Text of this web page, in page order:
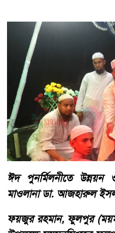
ঈদ পুনর্মিলনীতে উন্নয়ন
মাওলানা ডা. আজহারুল
ফয়জুর রহমান, ফুলপুর